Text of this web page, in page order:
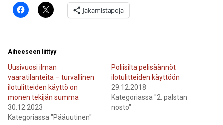
Jakamistapoja
Aiheeseen liittyy
Uusivuosi ilman
vaaratilanteita – turvallinen
ilotulitteiden käyttö on
monen tekijän summa
30.12.2023
Kategoriassa "Pääuutinen"
Poliisilta pelisäännöt
ilotulitteiden käyttöön
29.12.2018
Kategoriassa "2. palstan
nosto"